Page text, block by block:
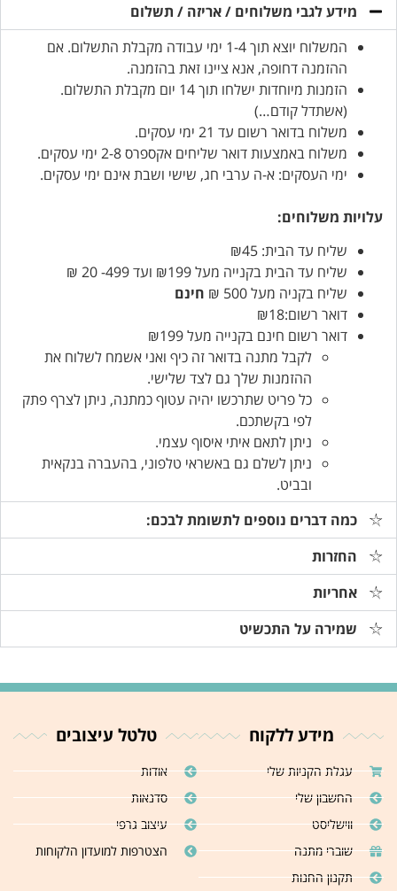
מידע לגבי משלוחים / אריזה / תשלום
המשלוח יוצא תוך 1-4 ימי עבודה מקבלת התשלום. אם
ההזמנה דחופה, אנא ציינו זאת בהזמנה.
הזמנות מיוחדות ישלחו תוך 14 יום מקבלת התשלום.
(אשתדל קודם…)
משלוח בדואר רשום עד 21 ימי עסקים.
משלוח באמצעות דואר שליחים אקספרס 2-8 ימי עסקים.
ימי העסקים: א-ה ערבי חג, שישי ושבת אינם ימי עסקים.
עלויות משלוחים:
שליח עד הבית: ₪45
שליח עד הבית בקנייה מעל ₪199 ועד 499- 20 ₪
שליח בקניה מעל 500 ₪
חינם
דואר רשום:₪18
דואר רשום חינם בקנייה מעל ₪199
לקבל מתנה בדואר זה כיף ואני אשמח לשלוח את
ההזמנות שלך גם לצד שלישי.
כל פריט שתרכשו יהיה עטוף כמתנה, ניתן לצרף פתק
לפי בקשתכם.
ניתן לתאם איתי איסוף עצמי.
ניתן לשלם גם באשראי טלפוני, בהעברה בנקאית
ובביט.
כמה דברים נוספים לתשומת לבכם:
החזרות
אחריות
שמירה על התכשיט
מידע ללקוח
עגלת הקניות שלי
החשבון שלי
ווישליסט
שוברי מתנה
תקנון החנות
טלטל עיצובים
אודות
סדנאות
עיצוב גרפי
הצטרפות למועדון הלקוחות